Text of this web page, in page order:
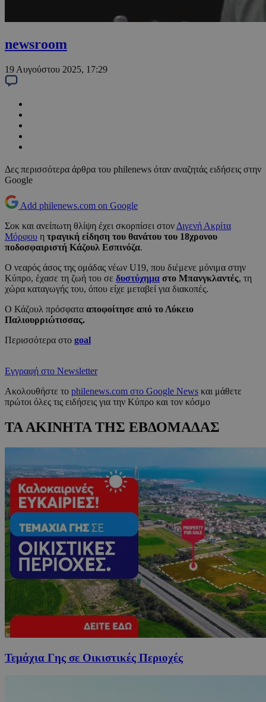
newsroom
19 Αυγούστου 2025, 17:29
Δες περισσότερα άρθρα του philenews όταν αναζητάς ειδήσεις στην
Google
Add philenews.com on Google
Σοκ και ανείπωτη θλίψη έχει σκορπίσει στον Διγενή Ακρίτα
Μόρφου η τραγική είδηση του θανάτου του 18χρονου
ποδοσφαιριστή Κάζουλ Εσπινόζα.
Ο νεαρός άσος της ομάδας νέων U19, που διέμενε μόνιμα στην
Κύπρο, έχασε τη ζωή του σε δυστύχημα στο Μπανγκλαντές, τη
χώρα καταγωγής του, όπου είχε μεταβεί για διακοπές.
Ο Κάζουλ πρόσφατα αποφοίτησε από το Λύκειο
Παλιουρριώτισσας.
Περισσότερα στο goal
Εγγραφή στο Newsletter
Ακολουθήστε το philenews.com στο Google News και μάθετε
πρώτοι όλες τις ειδήσεις για την Κύπρο και τον κόσμο
ΤΑ ΑΚΙΝΗΤΑ ΤΗΣ ΕΒΔΟΜΑΔΑΣ
Τεμάχια Γης σε Οικιστικές Περιοχές